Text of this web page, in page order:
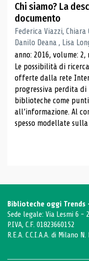
Chi siamo? La
documento
Federica Viazzi, Chiara
Danilo Deana , Lisa
anno: 2016, volume: 2,
Le possibilità di
offerte dalla rete
progressiva perdita
biblioteche come
all’informazione. Al
spesso modellate
Biblioteche oggi Trends -
Sede legale: Via Lesmi 6 -
P.IVA, C.F. 01823660152
R.E.A. C.C.I.A.A. di Milano N.